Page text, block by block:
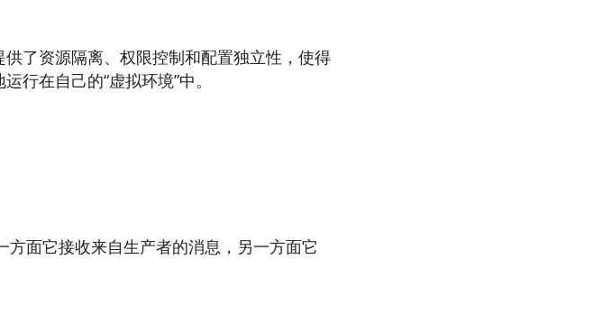
了资源隔离、权限控制和配置独立性，使得
行在自己的“虚拟环境”中。
方面它接收来自生产者的消息，另一方面它